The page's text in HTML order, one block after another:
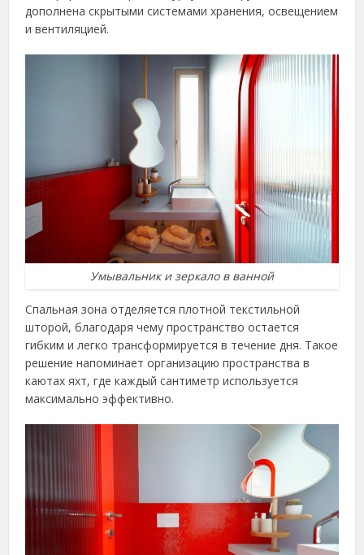
дополнена скрытыми системами хранения, освещением
и вентиляцией.
Умывальник и зеркало в ванной
Спальная зона отделяется плотной текстильной
шторой, благодаря чему пространство остается
гибким и легко трансформируется в течение дня. Такое
решение напоминает организацию пространства в
каютах яхт, где каждый сантиметр используется
максимально эффективно.